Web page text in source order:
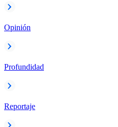
Opinión
Profundidad
Reportaje